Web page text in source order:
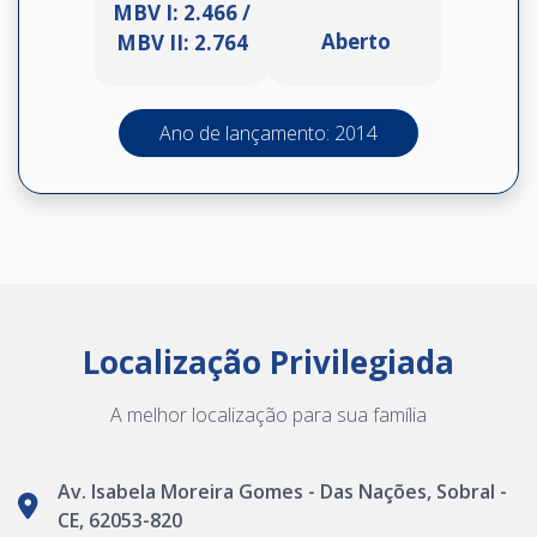
MBV I: 2.466 /
MBV II: 2.764
Aberto
Ano de lançamento: 2014
Localização Privilegiada
A melhor localização para sua família
Av. Isabela Moreira Gomes - Das Nações, Sobral -
CE, 62053-820